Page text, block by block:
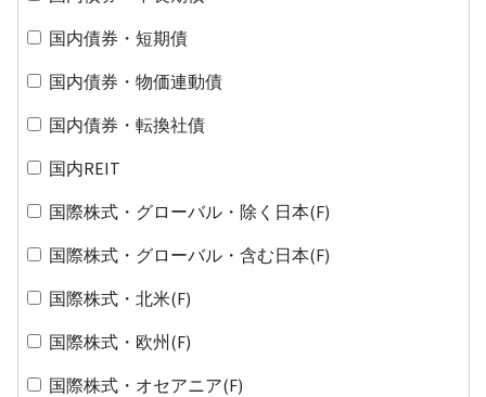
国内債券・短期債
国内債券・物価連動債
国内債券・転換社債
国内REIT
国際株式・グローバル・除く日本(F)
国際株式・グローバル・含む日本(F)
国際株式・北米(F)
国際株式・欧州(F)
国際株式・オセアニア(F)